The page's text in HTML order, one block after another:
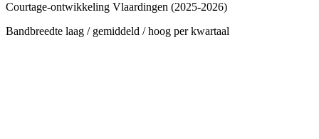
Courtage-ontwikkeling Vlaardingen (2025-2026)
Bandbreedte laag / gemiddeld / hoog per kwartaal